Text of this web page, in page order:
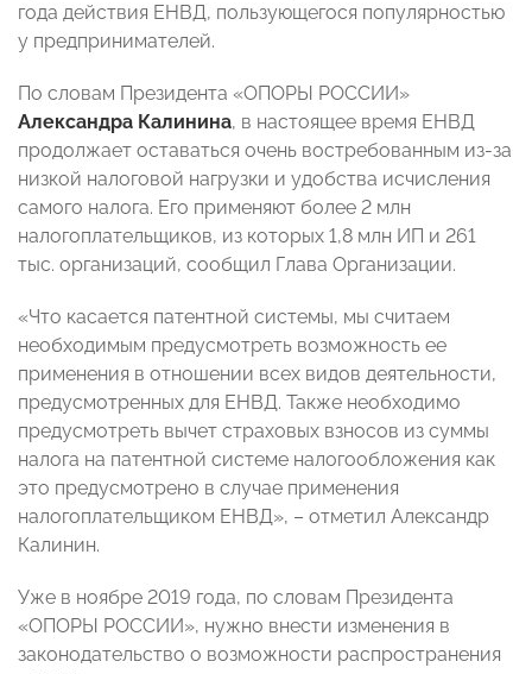
года действия ЕНВД, пользующегося популярностью
у предпринимателей.
По словам Президента «ОПОРЫ РОССИИ»
Александра Калинина, в настоящее время ЕНВД
продолжает оставаться очень востребованным из-за
низкой налоговой нагрузки и удобства исчисления
самого налога. Его применяют более 2 млн
налогоплательщиков, из которых 1,8 млн ИП и 261
тыс. организаций, сообщил Глава Организации.
«Что касается патентной системы, мы считаем
необходимым предусмотреть возможность ее
применения в отношении всех видов деятельности,
предусмотренных для ЕНВД. Также необходимо
предусмотреть вычет страховых взносов из суммы
налога на патентной системе налогообложения как
это предусмотрено в случае применения
налогоплательщиком ЕНВД», – отметил Александр
Калинин.
Уже в ноябре 2019 года, по словам Президента
«ОПОРЫ РОССИИ», нужно внести изменения в
законодательство о возможности распространения